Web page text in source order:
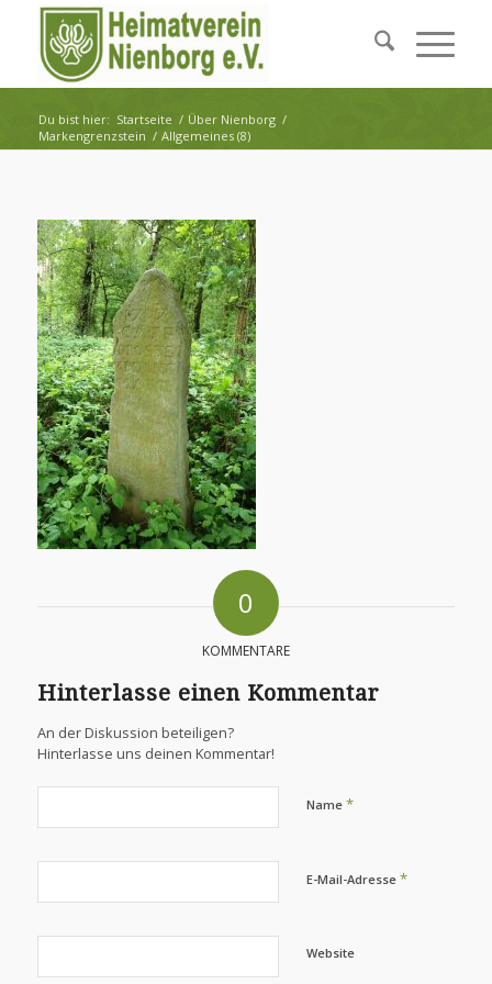
Du bist hier: Startseite / Über Nienborg /
Markengrenzstein / Allgemeines (8)
0
KOMMENTARE
Hinterlasse einen Kommentar
An der Diskussion beteiligen?
Hinterlasse uns deinen Kommentar!
Name *
E-Mail-Adresse *
Website